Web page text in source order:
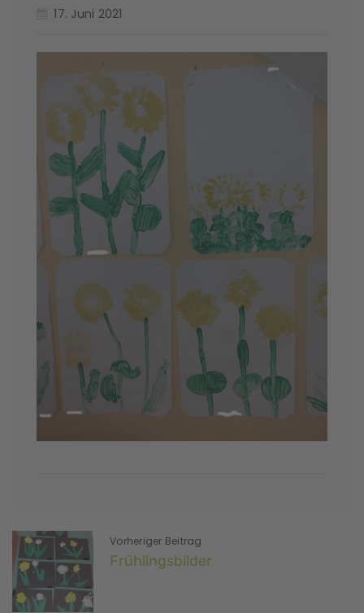
17. Juni 2021
Vorheriger Beitrag
Frühlingsbilder